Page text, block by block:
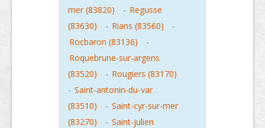
mer (83820)
- Regusse
(83630)
- Rians (83560)
-
Rocbaron (83136)
-
Roquebrune-sur-argens
(83520)
- Rougiers (83170)
- Saint-antonin-du-var
(83510)
- Saint-cyr-sur-mer
(83270)
- Saint-julien